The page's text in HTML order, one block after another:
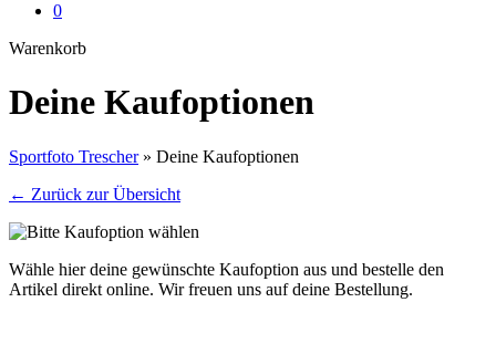
0
WarenkorbClose
Deine Kaufoptionen
Sportfoto Trescher» Deine Kaufoptionen
← Zurück zur Übersicht
Wähle hier deine gewünschte Kaufoption aus und bestelle den
Artikel direkt online. Wir freuen uns auf deine Bestellung.